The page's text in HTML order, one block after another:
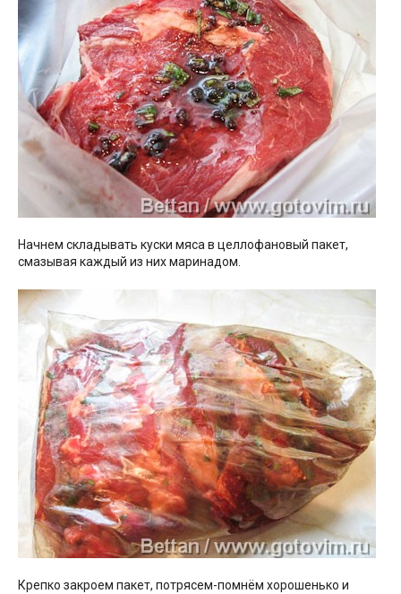
Начнем складывать куски мяса в целлофановый пакет,
смазывая каждый из них маринадом.
Крепко закроем пакет, потрясем-помнём хорошенько и